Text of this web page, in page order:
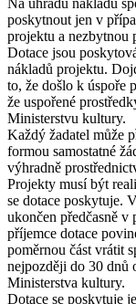
poskytnout jen v
projektu a nezbytnou
Dotace jsou
nákladů projektu.
to, že došlo k úspoře
že uspořené
Ministerstvu kultury.
Každý žadatel může
formou samostatné
výhradně
Projekty musí být
se dotace poskytuje.
ukončen předčasně v
příjemce dotace
poměrnou část vrátit
nejpozději do 30 dnů
Ministerstva kultury.
Dotace se poskytuje